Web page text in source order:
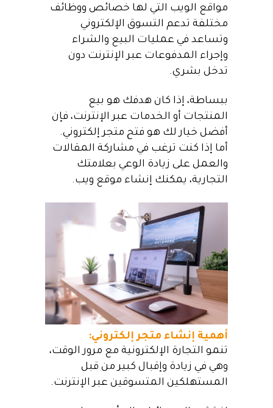
مواقع الويب التي لها خصائص ووظائف
مختلفة تدعم التسوق الإلكتروني
وتساعد في عمليات البيع والشراء
وإجراء المدفوعات عبر الإنترنت دون
تدخل بشري.
ببساطة، إذا كان هدفك هو بيع
المنتجات أو الخدمات عبر الإنترنت، فإن
أفضل خيار لك هو فتح متجر إلكتروني.
أما إذا كنت ترغب في مشاركة المقالات
والعمل على زيادة الوعي بعلامتك
التجارية، يمكنك إنشاء موقع ويب.
أهمية إنشاء متجر إلكتروني:
تنمو التجارة الإلكترونية مع مرور الوقت،
وهي في زيادة وإقبال كبير من قبل
المستهلكين المتسوقين عبر الإنترنت.